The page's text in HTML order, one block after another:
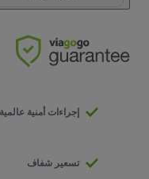
إجراءات أمنية
تسعير شفاف